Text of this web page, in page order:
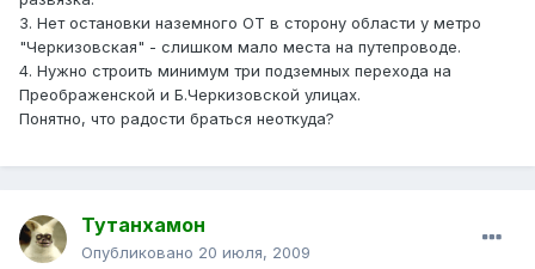
3. Нет остановки наземного ОТ в сторону области у метро
"Черкизовская" - слишком мало места на путепроводе.
4. Нужно строить минимум три подземных перехода на
Преображенской и Б.Черкизовской улицах.
Понятно, что радости браться неоткуда?
Тутанхамон
Опубликовано 20 июля, 2009